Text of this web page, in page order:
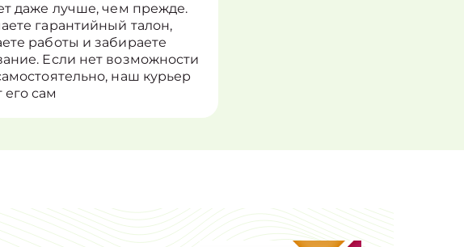
даже лучше, чем прежде.
гарантийный талон,
работы и забираете
Если нет возможности
наш курьер
его сам